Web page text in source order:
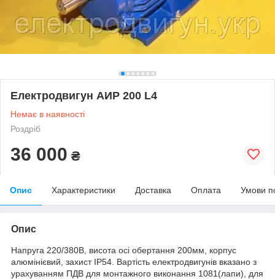
Електродвигун АИР 200 L4
Немає в наявності
Роздріб
36 000 ₴
Опис Характеристики Доставка Оплата Умови
Опис
Напруга 220/380В, висота осі обертання 200мм, корпус
алюмінієвий, захист IP54. Вартість електродвигунів вказано з
урахуванням ПДВ для монтажного виконання 1081(лапи), для